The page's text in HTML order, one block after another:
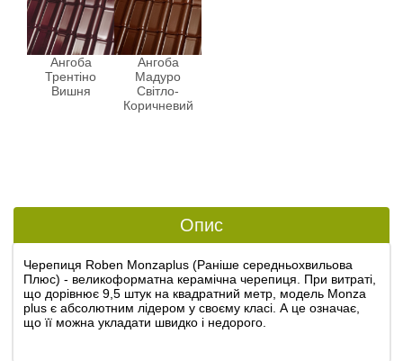
Ангоба
Трентіно
Вишня
Ангоба
Мадуро
Світло-
Коричневий
Опис
Черепиця Roben Monzaplus (Раніше середньохвильова
Плюс) - великоформатна керамічна черепиця. При витраті,
що дорівнює 9,5 штук на квадратний метр, модель Monza
plus є абсолютним лідером у своєму класі. А це означає,
що її можна укладати швидко і недорого.